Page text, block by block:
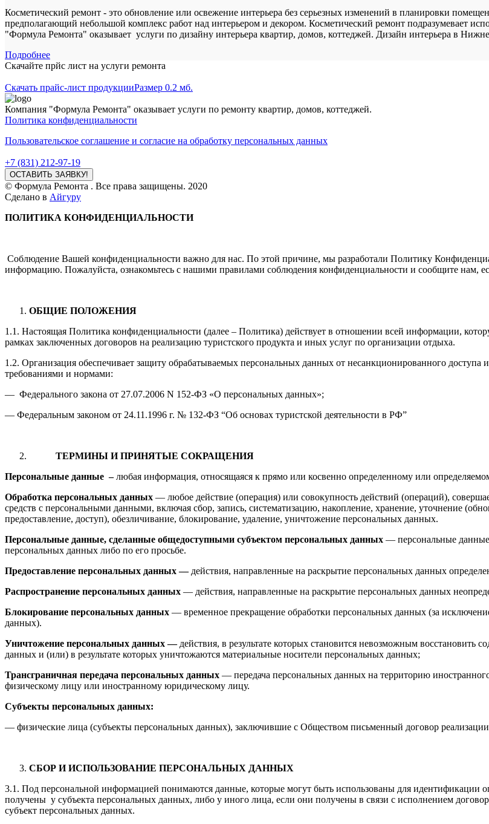
Косметический ремонт - это обновление или освежение интерьера без серьезных изменений в планировки
предполагающий небольшой комплекс работ над интерьером и декором. Косметический ремонт подразумевает
"Формула Ремонта" оказывает услуги по дизайну интерьера квартир, домов, коттеджей. Дизайн интерьера в
Подробнее
Скачайте прйс лист на услуги ремонта
Скачать прайс-лист продукцииРазмер 0.2 мб.
Компания "Формула Ремонта" оказывает услуги по ремонту квартир, домов, коттеджей.
Политика конфиденциальности
Пользовательское соглашение и согласие на обработку персональных данных
+7 (831) 212-97-19
ОСТАВИТЬ ЗАЯВКУ!
© Формула Ремонта . Все права защищены. 2020
Сделано в Айгуру
ПОЛИТИКА КОНФИДЕНЦИАЛЬНОСТИ
Соблюдение Вашей конфиденциальности важно для нас. По этой причине, мы разработали Политику
информацию. Пожалуйста, ознакомьтесь с нашими правилами соблюдения конфиденциальности и сообщите нам,
ОБЩИЕ ПОЛОЖЕНИЯ
1.1. Настоящая Политика конфиденциальности (далее – Политика) действует в отношении всей информации,
рамках заключенных договоров на реализацию туристского продукта и иных услуг по организации отдыха.
1.2. Организация обеспечивает защиту обрабатываемых персональных данных от несанкционированного доступа
требованиями и нормами:
— Федерального закона от 27.07.2006 N 152-ФЗ «О персональных данных»;
— Федеральным законом от 24.11.1996 г. № 132-ФЗ “Об основах туристской деятельности в РФ”
ТЕРМИНЫ И ПРИНЯТЫЕ СОКРАЩЕНИЯ
Персональные данные –любая информация, относящаяся к прямо или косвенно определенному или
Обработка персональных данных — любое действие (операция) или совокупность действий (операций),
средств с персональными данными, включая сбор, запись, систематизацию, накопление, хранение, уточнение
предоставление, доступ), обезличивание, блокирование, удаление, уничтожение персональных данных.
Персональные данные, сделанные общедоступными субъектом персональных данных — персональные
персональных данных либо по его просьбе.
Предоставление персональных данных — действия, направленные на раскрытие персональных данных
Распространение персональных данных — действия, направленные на раскрытие персональных данных
Блокирование персональных данных — временное прекращение обработки персональных данных (за
данных).
Уничтожение персональных данных — действия, в результате которых становится невозможным
данных и (или) в результате которых уничтожаются материальные носители персональных данных;
Трансграничная передача персональных данных — передача персональных данных на территорию
физическому лицу или иностранному юридическому лицу.
Субъекты персональных данных:
— физические лица (субъекты персональных данных), заключившие с Обществом письменный договор
СБОР И ИСПОЛЬЗОВАНИЕ ПЕРСОНАЛЬНЫХ ДАННЫХ
3.1. Под персональной информацией понимаются данные, которые могут быть использованы для идентификации
получены у субъекта персональных данных, либо у иного лица, если они получены в связи с исполнением
субъект персональных данных.